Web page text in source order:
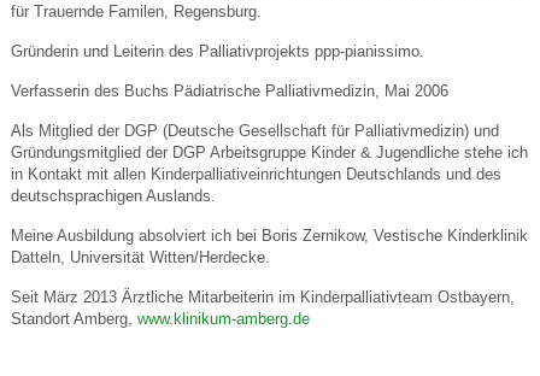
für Trauernde Familen, Regensburg.
Gründerin und Leiterin des Palliativprojekts ppp-pianissimo.
Verfasserin des Buchs Pädiatrische Palliativmedizin, Mai 2006
Als Mitglied der DGP (Deutsche Gesellschaft für Palliativmedizin) und
Gründungsmitglied der DGP Arbeitsgruppe Kinder & Jugendliche stehe ich
in Kontakt mit allen Kinderpalliativeinrichtungen Deutschlands und des
deutschsprachigen Auslands.
Meine Ausbildung absolviert ich bei Boris Zernikow, Vestische Kinderklinik
Datteln, Universität Witten/Herdecke.
Seit März 2013 Ärztliche Mitarbeiterin im Kinderpalliativteam Ostbayern,
Standort Amberg, www.klinikum-amberg.de